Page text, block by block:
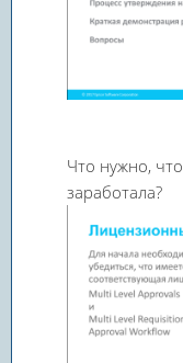
Что нужно,
заработала?